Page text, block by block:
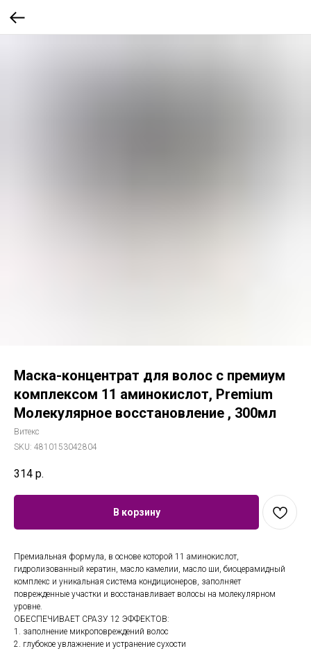
Маска-концентрат для волос с премиум
комплексом 11 аминокислот, Premium
Молекулярное восстановление , 300мл
Витекс
SKU: 4810153042804
314 р.
В корзину
Премиальная формула, в основе которой 11 аминокислот,
гидролизованный кератин, масло камелии, масло ши, биоцерамидный
комплекс и уникальная система кондиционеров, заполняет
поврежденные участки и восстанавливает волосы на молекулярном
уровне.
ОБЕСПЕЧИВАЕТ СРАЗУ 12 ЭФФЕКТОВ:
1. заполнение микроповреждений волос
2. глубокое увлажнение и устранение сухости